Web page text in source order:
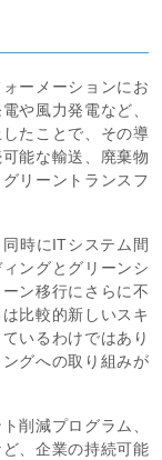
ーメーションにお
や風力発電など、
たことで、その導
能な輸送、廃棄物
リーントランスフ
時にITシステム間
ングとグリーンシ
ン移行にさらに不
比較的新しいスキ
いるわけではあり
グへの取り組みが
削減プログラム、
、企業の持続可能